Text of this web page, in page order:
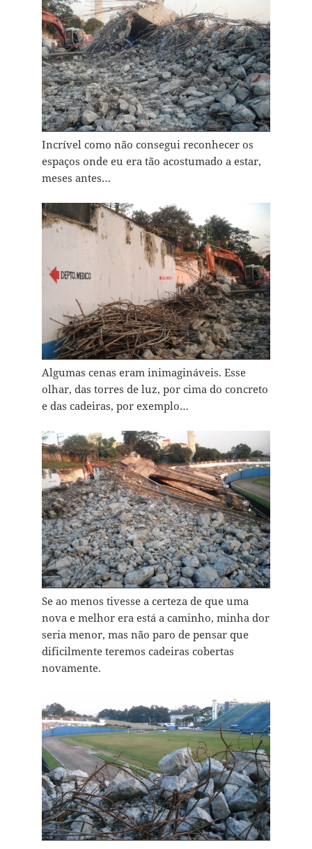
Incrível como não consegui reconhecer os
espaços onde eu era tão acostumado a estar,
meses antes…
Algumas cenas eram inimagináveis. Esse
olhar, das torres de luz, por cima do concreto
e das cadeiras, por exemplo…
Se ao menos tivesse a certeza de que uma
nova e melhor era está a caminho, minha dor
seria menor, mas não paro de pensar que
dificilmente teremos cadeiras cobertas
novamente.